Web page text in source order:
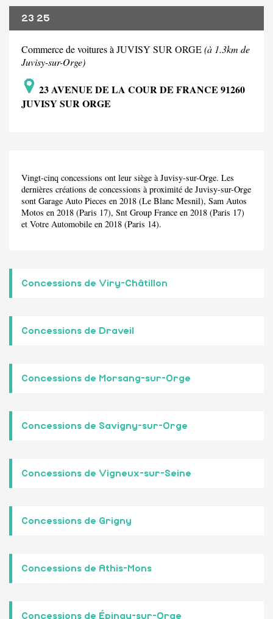
23 25
Commerce de voitures à JUVISY SUR ORGE(à 1.3km de
Juvisy-sur-Orge)
23 AVENUE DE LA COUR DE FRANCE 91260
JUVISY SUR ORGE
Vingt-cinq concessions ont leur siège à Juvisy-sur-Orge. Les
dernières créations de concessions à proximité de Juvisy-sur-Orge
sont Garage Auto Pieces en 2018 (Le Blanc Mesnil), Sam Autos
Motos en 2018 (Paris 17), Snt Group France en 2018 (Paris 17)
et Votre Automobile en 2018 (Paris 14).
Concessions de Viry-Châtillon
Concessions de Draveil
Concessions de Morsang-sur-Orge
Concessions de Savigny-sur-Orge
Concessions de Vigneux-sur-Seine
Concessions de Grigny
Concessions de Athis-Mons
Concessions de Épinay-sur-Orge